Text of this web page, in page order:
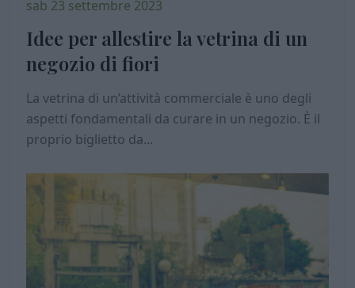
sab 23 settembre 2023
Idee per allestire la vetrina di un
negozio di fiori
La vetrina di un’attività commerciale è uno degli
aspetti fondamentali da curare in un negozio. È il
proprio biglietto da...